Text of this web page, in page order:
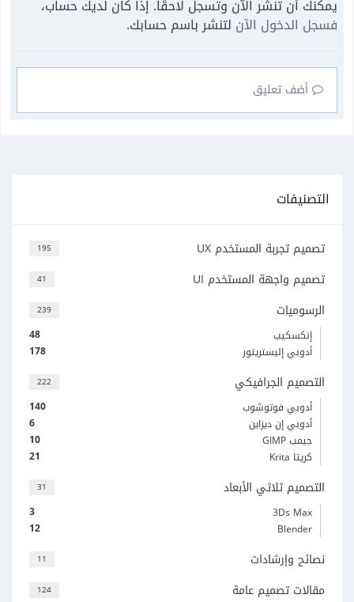
يمكنك أن تنشر الآن وتسجل لاحقًا. إذا كان لديك حساب،
فسجل الدخول الآن لتنشر باسم حسابك.
أضف تعليق
التصنيفات
195 تصميم تجربة المستخدم UX
41 تصميم واجهة المستخدم UI
239 الرسوميات
48
إنكسكيب
178
أدوبي إليستريتور
222 التصميم الجرافيكي
140
أدوبي فوتوشوب
6
أدوبي إن ديزاين
10
جيمب GIMP
21
كريتا Krita
31 التصميم ثلاثي الأبعاد
3
3Ds Max
12
Blender
11 نصائح وإرشادات
124
مقالات تصميم عامة